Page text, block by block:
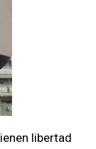
libertad